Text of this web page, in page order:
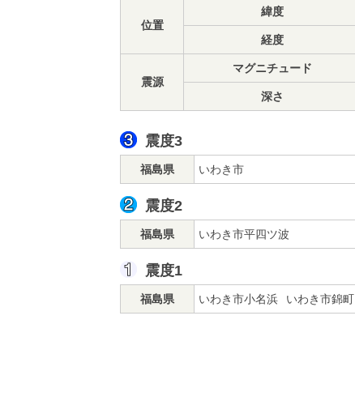
位置
緯度
経度
震源
マグニチュード
深さ
震度3
福島県 いわき市
震度2
福島県 いわき市平四ツ波
震度1
福島県 いわき市小名浜 いわき市錦町